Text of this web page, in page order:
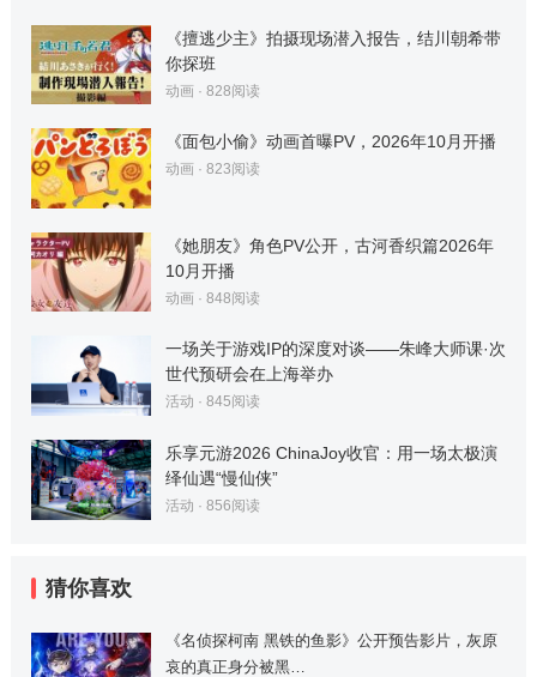
《擅逃少主》拍摄现场潜入报告，结川朝希带
你探班
动画· 828阅读
《面包小偷》动画首曝PV，2026年10月开播
动画· 823阅读
《她朋友》角色PV公开，古河香织篇2026年
10月开播
动画· 848阅读
一场关于游戏IP的深度对谈——朱峰大师课·次
世代预研会在上海举办
活动 · 845阅读
乐享元游2026 ChinaJoy收官：用一场太极演
绎仙遇“慢仙侠”
活动 · 856阅读
猜你喜欢
《名侦探柯南 黑铁的鱼影》公开预告影片，灰原
哀的真正身分被黑…